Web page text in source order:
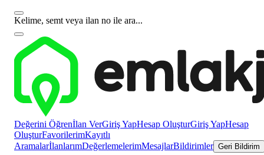
Kelime, semt veya ilan no ile ara...
Değerini Öğrenİlan VerGiriş YapHesap OluşturGiriş YapHesap
OluşturFavorilerimKayıtlı
AramalarİlanlarımDeğerlemelerimMesajlarBildirimler Geri Bildirim